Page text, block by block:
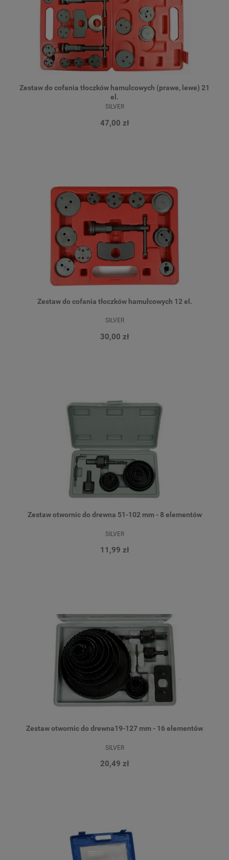
Zestaw do cofania tłoczków hamulcowych (prawe, lewe) 21
el.
SILVER
47,00 zł
Zestaw do cofania tłoczków hamulcowych 12 el.
SILVER
30,00 zł
Zestaw otwornic do drewna 51-102 mm - 8 elementów
SILVER
11,99 zł
Zestaw otwornic do drewna19-127 mm - 16 elementów
SILVER
20,49 zł